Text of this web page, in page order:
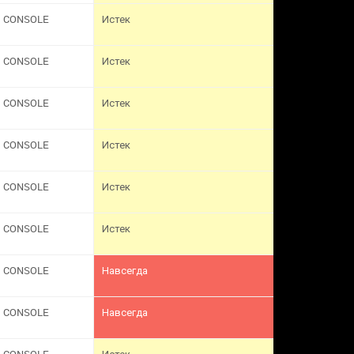
CONSOLE Истек
CONSOLE Истек
CONSOLE Истек
CONSOLE Истек
CONSOLE Истек
CONSOLE Истек
CONSOLE Навсегда
CONSOLE Навсегда